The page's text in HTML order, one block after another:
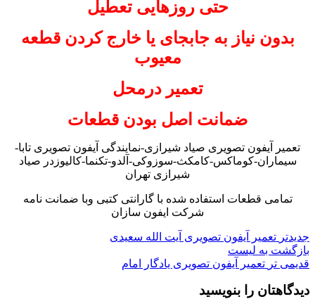
حتی روزهایی تعطیل
بدون نیاز به جابجای یا خارج کردن قطعه
معیوب
تعمیر درمحل
ضمانت اصل بودن قطعات
تعمیر آیفون تصویری صیاد شیرازی-نمایندگی آیفون تصویری تابا-
سیماران-کوماکس-کامکث-سوزوکی-آلدو-تکنما-کالیوزدر صیاد
شیرازی تهران
تمامی قطعات استفاده شده با گارانتی کتبی وبا ضمانت نامه
شرکت ایفون سازان
جدیدتر تعمیر آیفون تصویری آیت الله سعیدی
بازگشت به لیست
قدیمی تر تعمیر آیفون تصویری یادگار امام
دیدگاهتان را بنویسید